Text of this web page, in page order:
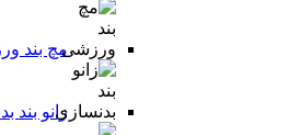
مچ بند
زانو بند